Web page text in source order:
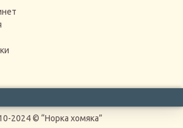
2024 © “Норка хомяка”